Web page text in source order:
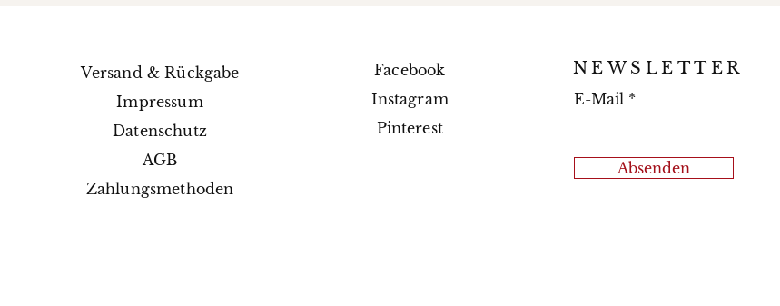
Versand & Rückgabe
Impressum
Datenschutz
AGB
Zahlungsmethoden
Facebook
Instagram
Pinterest
NEWSLETTER
E-Mail
Absenden